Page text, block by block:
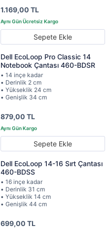
1.169,00 TL
Sepete Ekle
Dell EcoLoop Pro Classic 14
Notebook Çantası 460-BDSR
• 14 inçe kadar
• Derinlik 2 cm
• Yükseklik 24 cm
• Genişlik 34 cm
879,00 TL
Sepete Ekle
Dell EcoLoop 14-16 Sırt Çantası
460-BDSS
• 16 inçe kadar
• Derinlik 31 cm
• Yükseklik 14 cm
• Genişlik 44 cm
699,00 TL